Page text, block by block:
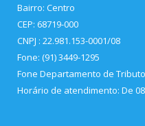
Bairro: Centro
CEP: 68719-000
CNPJ : 22.981.153-0001/08
Fone: (91) 3449-1295
Fone Departamento de
Horário de atendimento: De